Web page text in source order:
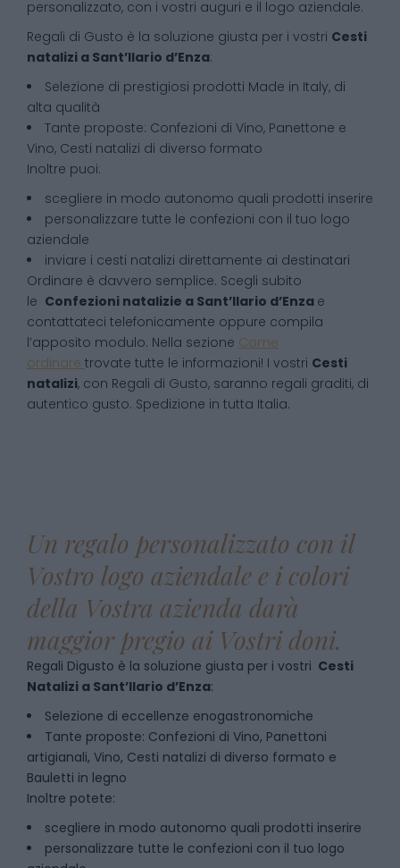
personalizzato, con i vostri auguri e il logo aziendale.
Regali di Gusto è la soluzione giusta per i vostri Cesti
natalizi a Sant’Ilario d’Enza:
Selezione di prestigiosi prodotti Made in Italy, di
alta qualità
Tante proposte: Confezioni di Vino, Panettone e
Vino, Cesti natalizi di diverso formato
Inoltre puoi:
scegliere in modo autonomo quali prodotti inserire
personalizzare tutte le confezioni con il tuo logo
aziendale
inviare i cesti natalizi direttamente ai destinatari
Ordinare è davvero semplice. Scegli subito
le Confezioni natalizie a Sant’Ilario d’Enza e
contattateci telefonicamente oppure compila
l’apposito modulo. Nella sezione Come
ordinare trovate tutte le informazioni! I vostri Cesti
natalizi, con Regali di Gusto, saranno regali graditi, di
autentico gusto. Spedizione in tutta Italia.
Un regalo personalizzato con il
Vostro logo aziendale e i colori
della Vostra azienda darà
maggior pregio ai Vostri doni.
Regali Digusto è la soluzione giusta per i vostri Cesti
Natalizi a Sant’Ilario d’Enza:
Selezione di eccellenze enogastronomiche
Tante proposte: Confezioni di Vino, Panettoni
artigianali, Vino, Cesti natalizi di diverso formato e
Bauletti in legno
Inoltre potete:
scegliere in modo autonomo quali prodotti inserire
personalizzare tutte le confezioni con il tuo logo